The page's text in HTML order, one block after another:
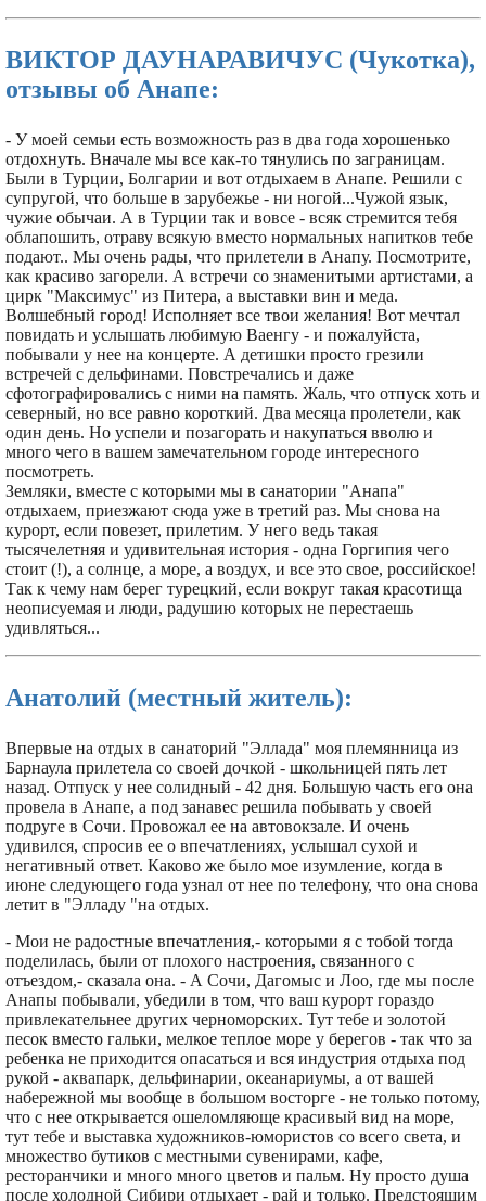
ВИКТОР ДАУНАРАВИЧУС (Чукотка),
отзывы об Анапе:
- У моей семьи есть возможность раз в два года хорошенько
отдохнуть. Вначале мы все как-то тянулись по заграницам.
Были в Турции, Болгарии и вот отдыхаем в Анапе. Решили с
супругой, что больше в зарубежье - ни ногой...Чужой язык,
чужие обычаи. А в Турции так и вовсе - всяк стремится тебя
облапошить, отраву всякую вместо нормальных напитков тебе
подают.. Мы очень рады, что прилетели в Анапу. Посмотрите,
как красиво загорели. А встречи со знаменитыми артистами, а
цирк "Максимуc" из Питера, а выставки вин и меда.
Волшебный город! Исполняет все твои желания! Вот мечтал
повидать и услышать любимую Ваенгу - и пожалуйста,
побывали у нее на концерте. А детишки просто грезили
встречей с дельфинами. Повстречались и даже
сфотографировались с ними на память. Жаль, что отпуск хоть и
северный, но все равно короткий. Два месяца пролетели, как
один день. Но успели и позагорать и накупаться вволю и
много чего в вашем замечательном городе интересного
посмотреть.
Земляки, вместе с которыми мы в санатории "Анапа"
отдыхаем, приезжают сюда уже в третий раз. Мы снова на
курорт, если повезет, прилетим. У него ведь такая
тысячелетняя и удивительная история - одна Горгипия чего
стоит (!), а солнце, а море, а воздух, и все это свое, российское!
Так к чему нам берег турецкий, если вокруг такая красотища
неописуемая и люди, радушию которых не перестаешь
удивляться...
Анатолий (местный житель):
Впервые на отдых в санаторий "Эллада" моя племянница из
Барнаула прилетела со своей дочкой - школьницей пять лет
назад. Отпуск у нее солидный - 42 дня. Большую часть его она
провела в Анапе, а под занавес решила побывать у своей
подруге в Сочи. Провожал ее на автовокзале. И очень
удивился, спросив ее о впечатлениях, услышал сухой и
негативный ответ. Каково же было мое изумление, когда в
июне следующего года узнал от нее по телефону, что она снова
летит в "Элладу "на отдых.
- Мои не радостные впечатления,- которыми я с тобой тогда
поделилась, были от плохого настроения, связанного с
отъездом,- сказала она. - А Сочи, Дагомыс и Лоо, где мы после
Анапы побывали, убедили в том, что ваш курорт гораздо
привлекательнее других черноморских. Тут тебе и золотой
песок вместо гальки, мелкое теплое море у берегов - так что за
ребенка не приходится опасаться и вся индустрия отдыха под
рукой - аквапарк, дельфинарии, океанариумы, а от вашей
набережной мы вообще в большом восторге - не только потому,
что с нее открывается ошеломляюще красивый вид на море,
тут тебе и выставка художников-юмористов со всего света, и
множество бутиков с местными сувенирами, кафе,
ресторанчики и много много цветов и пальм. Ну просто душа
после холодной Сибири отдыхает - рай и только. Предстоящим